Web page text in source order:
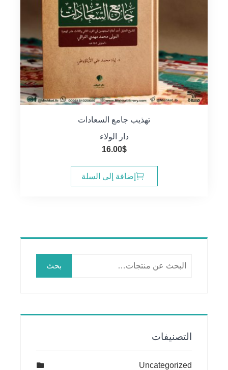
تهذيب جامع السعادات
دار الولاء
16.00$
إضافة إلى السلة
بحث
التصنيفات
Uncategorized